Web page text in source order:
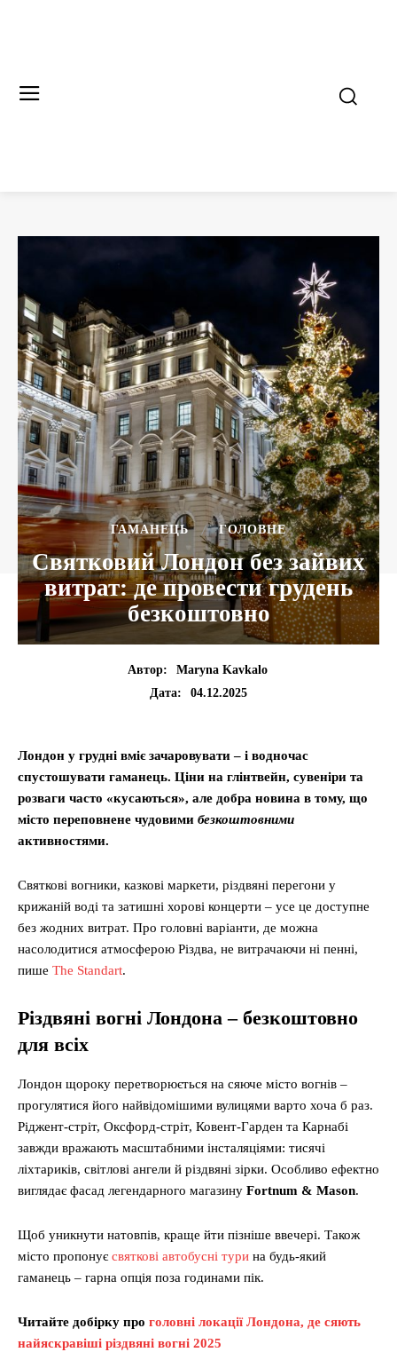
ГАМАНЕЦЬ ГОЛОВНЕ
Святковий Лондон без зайвих
витрат: де провести грудень
безкоштовно
Автор:
Maryna Kavkalo
Дата:
04.12.2025
Лондон у грудні вміє зачаровувати – і водночас
спустошувати гаманець. Ціни на глінтвейн, сувеніри та
розваги часто «кусаються», але добра новина в тому, що
місто переповнене чудовими безкоштовними
активностями.
Святкові вогники, казкові маркети, різдвяні перегони у
крижаній воді та затишні хорові концерти – усе це доступне
без жодних витрат. Про головні варіанти, де можна
насолодитися атмосферою Різдва, не витрачаючи ні пенні,
пише The Standart.
Різдвяні вогні Лондона – безкоштовно
для всіх
Лондон щороку перетворюється на сяюче місто вогнів –
прогулятися його найвідомішими вулицями варто хоча б раз.
Ріджент-стріт, Оксфорд-стріт, Ковент-Гарден та Карнабі
завжди вражають масштабними інсталяціями: тисячі
ліхтариків, світлові ангели й різдвяні зірки. Особливо ефектно
виглядає фасад легендарного магазину Fortnum & Mason.
Щоб уникнути натовпів, краще йти пізніше ввечері. Також
місто пропонуєсвяткові автобусні тури на будь-який
гаманець – гарна опція поза годинами пік.
Читайте добірку про головні локації Лондона, де сяють
найяскравіші різдвяні вогні 2025